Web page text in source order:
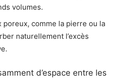
volumes.
poreux, comme la pierre ou la
naturellement l’excès
d’espace entre les